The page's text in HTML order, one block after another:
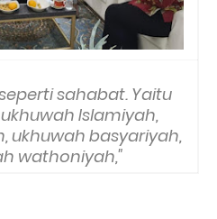
sahabat. Yaitu
Islamiyah,
ukhuwah basyariyah,
wathoniyah,"